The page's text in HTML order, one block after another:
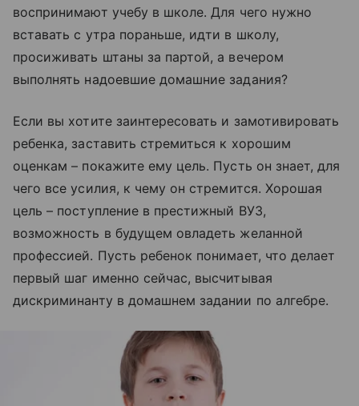
воспринимают учебу в школе. Для чего нужно
вставать с утра пораньше, идти в школу,
просиживать штаны за партой, а вечером
выполнять надоевшие домашние задания?
Если вы хотите заинтересовать и замотивировать
ребенка, заставить стремиться к хорошим
оценкам – покажите ему цель. Пусть он знает, для
чего все усилия, к чему он стремится. Хорошая
цель – поступление в престижный ВУЗ,
возможность в будущем овладеть желанной
профессией. Пусть ребенок понимает, что делает
первый шаг именно сейчас, высчитывая
дискриминанту в домашнем задании по алгебре.